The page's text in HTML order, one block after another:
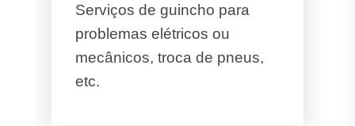
Serviços de guincho para
problemas elétricos ou
mecânicos, troca de pneus,
etc.